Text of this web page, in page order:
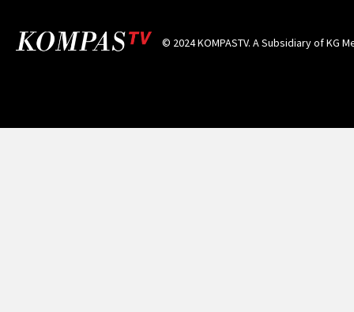
© 2024 KOMPASTV. A Subsidiary ofKG